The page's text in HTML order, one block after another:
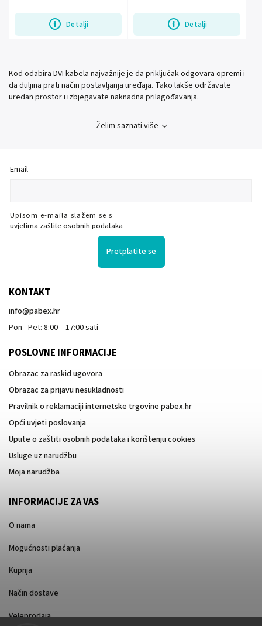
Detalji Detalji
Kod odabira DVI kabela najvažnije je da priključak odgovara opremi i
da duljina prati način postavljanja uređaja. Tako lakše održavate
uredan prostor i izbjegavate naknadna prilagođavanja.
Želim saznati više
Email
Upisom e-maila slažem se s
uvjetima zaštite osobnih podataka
Pretplatite se
KONTAKT
info@pabex.hr
Pon - Pet: 8:00 – 17:00 sati
POSLOVNE INFORMACIJE
Obrazac za raskid ugovora
Obrazac za prijavu nesukladnosti
Pravilnik o reklamaciji internetske trgovine pabex.hr
Opći uvjeti poslovanja
Upute o zaštiti osobnih podataka i korištenju cookies
Usluge uz narudžbu
Moja narudžba
INFORMACIJE ZA VAS
O nama
Mogućnosti plaćanja
Kupnja
Način dostave
Veleprodaja